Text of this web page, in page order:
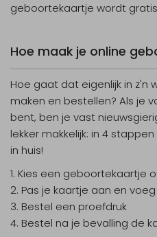
geboortekaartje wordt
Hoe maak je online
Hoe gaat dat eigenlijk in z'n
maken en bestellen? Als je
bent, ben je vast
lekker makkelijk: in 4
in huis!
Kies een geboortekaartje
Pas je kaartje aan en
Bestel een proefdruk
Bestel na je bevalling de